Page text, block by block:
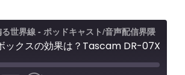
世界線 - ポッドキャスト/音声配信界隈